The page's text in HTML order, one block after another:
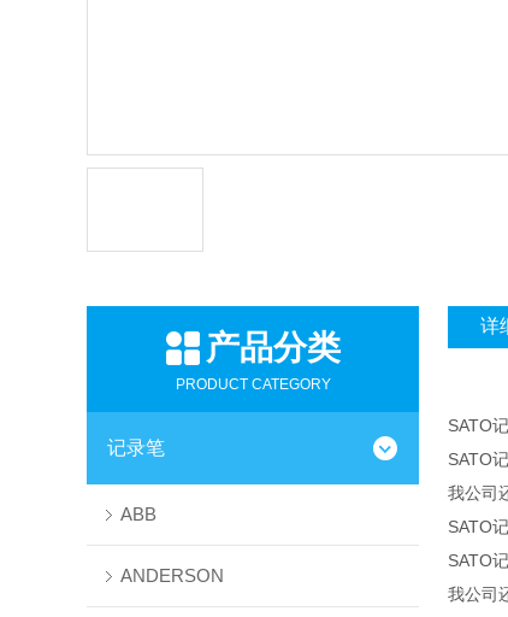
产品分类
PRODUCT CATEGORY
记录笔
ABB
ANDERSON
详
SATO
SATO
我公司
SATO
SATO
我公司